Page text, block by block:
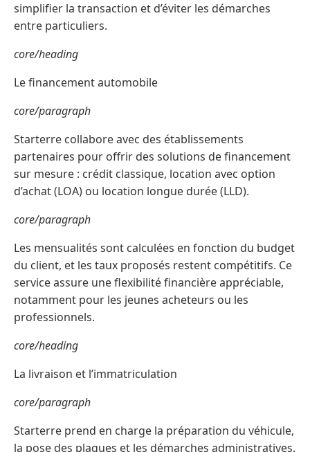
simplifier la transaction et d’éviter les démarches
entre particuliers.
core/heading
Le financement automobile
core/paragraph
Starterre collabore avec des établissements
partenaires pour offrir des solutions de financement
sur mesure : crédit classique, location avec option
d’achat (LOA) ou location longue durée (LLD).
core/paragraph
Les mensualités sont calculées en fonction du budget
du client, et les taux proposés restent compétitifs. Ce
service assure une flexibilité financière appréciable,
notamment pour les jeunes acheteurs ou les
professionnels.
core/heading
La livraison et l’immatriculation
core/paragraph
Starterre prend en charge la préparation du véhicule,
la pose des plaques et les démarches administratives.